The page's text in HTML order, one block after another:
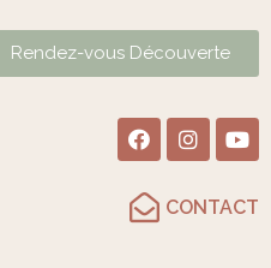
Rendez-vous Découverte
CONTACT